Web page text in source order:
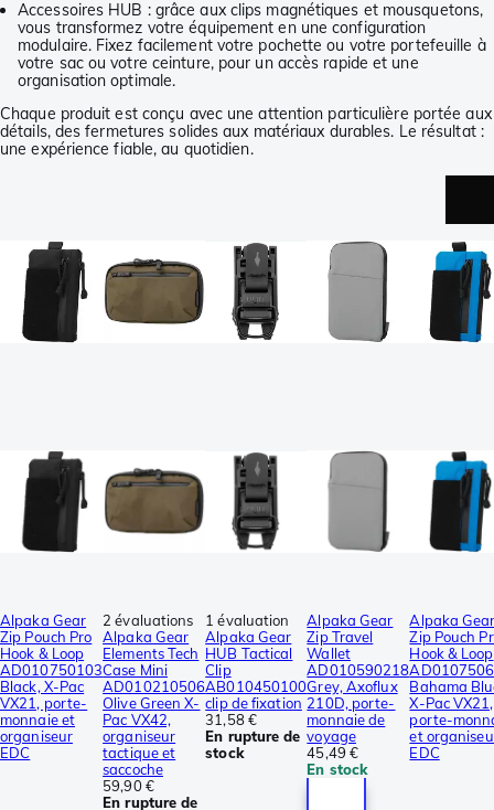
Accessoires HUB : grâce aux clips magnétiques et mousquetons,
vous transformez votre équipement en une configuration
modulaire. Fixez facilement votre pochette ou votre portefeuille à
votre sac ou votre ceinture, pour un accès rapide et une
organisation optimale.
Chaque produit est conçu avec une attention particulière portée aux
détails, des fermetures solides aux matériaux durables. Le résultat :
une expérience fiable, au quotidien.
Alpaka Gear
Zip Pouch Pro
Hook & Loop
AD010750103
Black, X-Pac
VX21, porte-
monnaie et
organiseur
EDC
2 évaluations
Alpaka Gear
Elements Tech
Case Mini
AD010210506
Olive Green X-
Pac VX42,
organiseur
tactique et
saccoche
59,90 €
En rupture de
1 évaluation
Alpaka Gear
HUB Tactical
Clip
AB010450100
clip de fixation
31,58 €
En rupture de
stock
Alpaka Gear
Zip Travel
Wallet
AD010590218
Grey, Axoflux
210D, porte-
monnaie de
voyage
45,49 €
En stock
Alpaka
Zip Pouch
Hook & Loop
Bahama
X-Pac VX21,
porte-
et
EDC